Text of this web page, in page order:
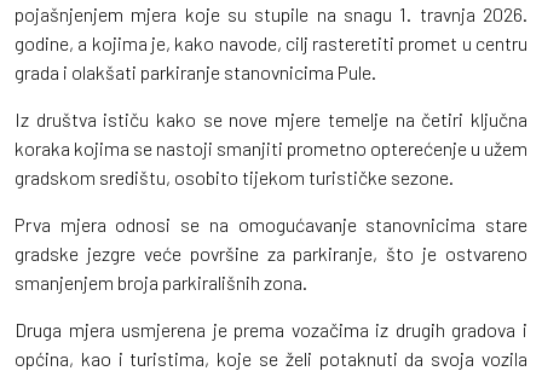
pojašnjenjem mjera koje su stupile na snagu 1. travnja 2026.
godine, a kojima je, kako navode, cilj rasteretiti promet u centru
grada i olakšati parkiranje stanovnicima Pule.
Iz društva ističu kako se nove mjere temelje na četiri ključna
koraka kojima se nastoji smanjiti prometno opterećenje u užem
gradskom središtu, osobito tijekom turističke sezone.
Prva mjera odnosi se na omogućavanje stanovnicima stare
gradske jezgre veće površine za parkiranje, što je ostvareno
smanjenjem broja parkirališnih zona.
Druga mjera usmjerena je prema vozačima iz drugih gradova i
općina, kao i turistima, koje se želi potaknuti da svoja vozila